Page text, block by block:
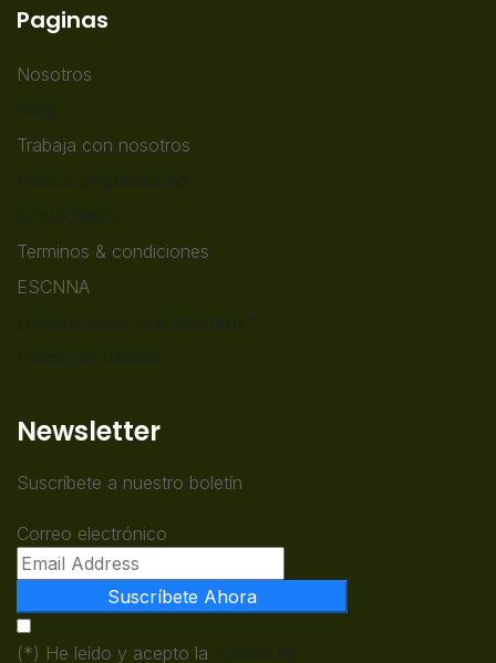
Paginas
Nosotros
Blog
Trabaja con nosotros
Politica de privacidad
Contactanos
Terminos & condiciones
ESCNNA
¿Porque viajar con nosotros?
Policia de Turismo
Newsletter
Suscríbete a nuestro boletín
Correo electrónico
Suscríbete Ahora
(*) He leído y acepto la Política de